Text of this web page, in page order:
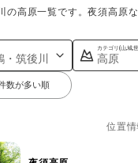
の高原一覧です。夜須高原
筑後川
カテゴリ(山,城,
高原
数が多い順
位置